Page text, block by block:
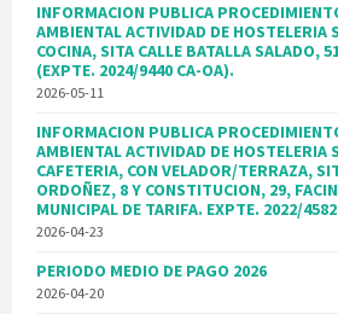
INFORMACION PUBLICA
AMBIENTAL ACTIVIDAD DE HOSTELERIA
COCINA, SITA CALLE BATALLA SALADO,
(EXPTE. 2024/9440 CA-OA).
2026-05-11
INFORMACION PUBLICA
AMBIENTAL ACTIVIDAD DE HOSTELERIA
CAFETERIA, CON VELADOR/TERRAZA,
ORDOÑEZ, 8 Y CONSTITUCION, 29,
MUNICIPAL DE TARIFA. EXPTE. 2022/
2026-04-23
PERIODO MEDIO DE PAGO 2026
2026-04-20